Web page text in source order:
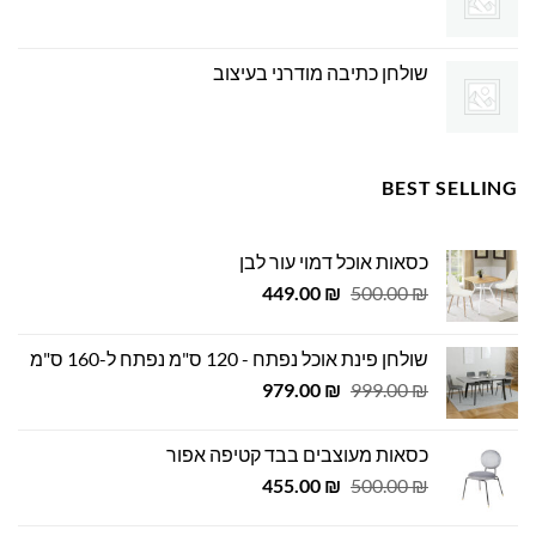
שולחן כתיבה מודרני בעיצוב
BEST SELLING
כסאות אוכל דמוי עור לבן
500.00₪
המחיר
500.00 ₪.
449.00 ₪
המחיר
449.00 ₪.שולחן פינת אוכל נפתח - 120 ס"מ נפתח ל-160 ס"מ
999.00₪
המחיר
999.00 ₪.
979.00 ₪
המחיר
979.00 ₪.
כסאות מעוצבים בבד קטיפה אפור
500.00₪
המחיר
455.00 ₪
המחיר